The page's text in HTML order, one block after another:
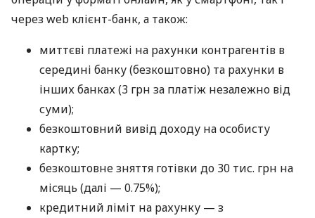
через web клієнт-банк, а також:
миттєві платежі на рахунки контрагентів в
середині банку (безкоштовно) та рахунки в
інших банках (3 грн за платіж незалежно від
суми);
безкоштовний вивід доходу на особисту
картку;
безкоштовне зняття готівки до 30 тис. грн на
місяць (далі — 0.75%);
кредитний ліміт на рахунку — з